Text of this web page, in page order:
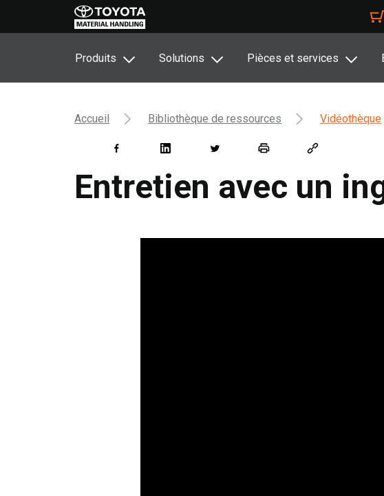
Produits Solutions Pièces et services
Accueil Bibliothèque de ressources Vidéothèque
Entretien avec un